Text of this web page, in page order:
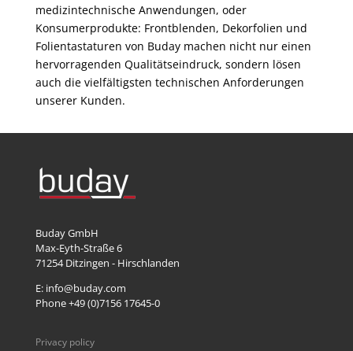
medizintechnische Anwendungen, oder
Konsumerprodukte: Frontblenden, Dekorfolien und
Folientastaturen von Buday machen nicht nur einen
hervorragenden Qualitätseindruck, sondern lösen
auch die vielfältigsten technischen Anforderungen
unserer Kunden.
Buday GmbH
Max-Eyth-Straße 6
71254Ditzingen - Hirschlanden
E: info@buday.com
Phone +49 (0)7156 17645-0
Privacy policy